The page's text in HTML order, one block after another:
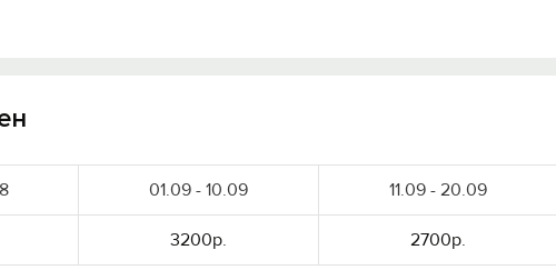
01.09 - 10.09 11.09 - 20.09
3200р. 2700р.